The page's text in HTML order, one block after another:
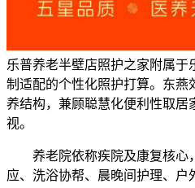
乐普养老半壁店照护之家附属于
制适配的个性化照护打算。东燕
养结构，兼顾聪慧化便利性取居
视。
养老院依称疾院及康复核心
应、洗浴协帮、晨晚间护理、